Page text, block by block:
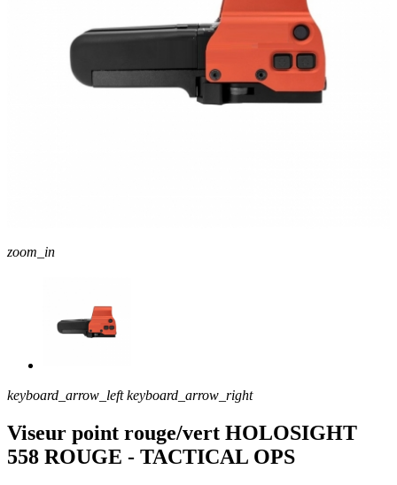
zoom_in
keyboard_arrow_left keyboard_arrow_right
Viseur point rouge/vert HOLOSIGHT
558 ROUGE - TACTICAL OPS